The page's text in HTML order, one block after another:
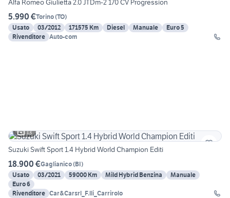
Alfa Romeo Giulietta 2.0 JTDm-2 170 CV Progression
5.990 €Torino(TO)
Usato
03/2012 171575 Km Diesel Manuale
Euro 5
Rivenditore Auto-com
13
Suzuki Swift Sport 1.4 Hybrid World Champion Editi
18.900 €Gaglianico(BI)
Usato
03/2021 59000 Km Mild Hybrid Benzina
Manuale
Euro 6
Rivenditore Car&Carsrl_F.lli_Carrirolo